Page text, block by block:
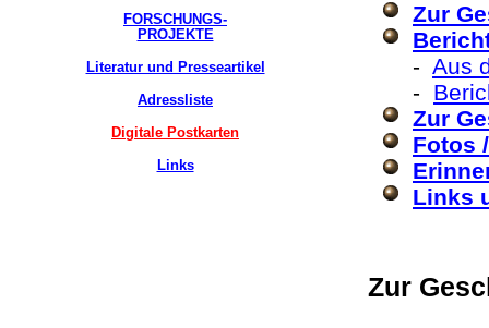
FORSCHUNGS-
PROJEKTE
Literatur und Presseartikel
Adressliste
Digitale Postkarten
Links
Zur
- Aus
-
Zur
Fotos
Links
Zur